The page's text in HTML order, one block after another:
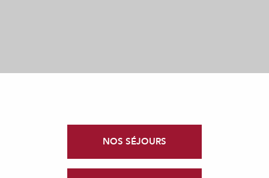
NOS SÉJOURS